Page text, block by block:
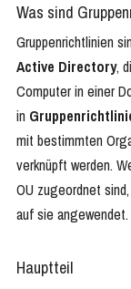
Was sind
Gruppenrichtlinien
Active Directory,
Computer in einer
in
mit bestimmten
verknüpft werden.
OU zugeordnet
auf sie angewendet.
Hauptteil